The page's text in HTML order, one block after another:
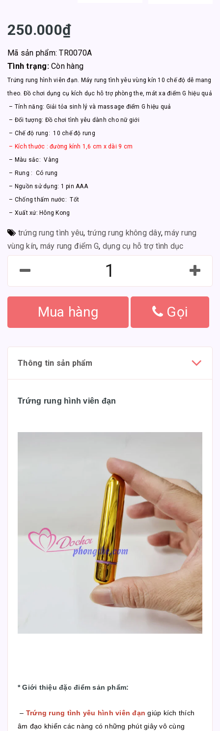
250.000₫
Mã sản phẩm: TR0070A
Tình trạng: Còn hàng
Trứng rung hình viên đạn. Máy rung tình yêu vùng kín 10 chế độ dễ mang
theo. Đồ chơi dụng cụ kích dục hỗ trợ phòng the, mát xa điểm G hiệu quả
– Tính năng: Giải tỏa sinh lý và massage điểm G hiệu quả
– Đối tượng: Đồ chơi tình yêu dành cho nữ giới
– Chế độ rung: 10 chế độ rung
– Kích thước : đường kính 1,6 cm x dài 9 cm
– Màu sắc: Vàng
– Rung : Có rung
– Nguồn sử dụng: 1 pin AAA
– Chống thấm nước: Tốt
– Xuất xứ: Hông Kong
trứng rung tình yêu, trứng rung không dây,máy rung
vùng kín, máy rung điểm G, dụng cụ hỗ trợ tình dục
Mua hàng Gọi
Thông tin sản phẩm
Trứng rung hình viên đạn
*Giới thiệu đặc điểm sản phẩm:
– Trứng rung tình yêu hình viên đạn giúp kích thích
âm đạo khiến các nàng có những phút giây vô cùng